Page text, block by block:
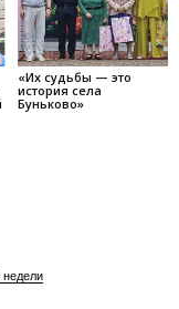
«Их судьбы — это
история села
Буньково»
недели